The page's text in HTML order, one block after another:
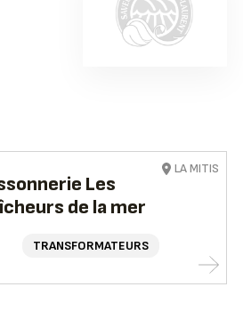
Les
de la mer
TRANSFORMATEURS
LA MITIS